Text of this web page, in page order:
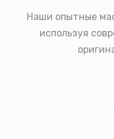
Наши опытные
используя